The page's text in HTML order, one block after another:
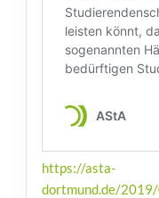
https://asta-
dortmund.de/